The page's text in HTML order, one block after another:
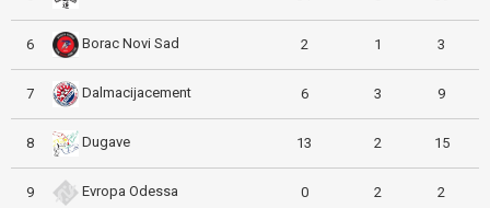
6 Borac Novi Sad 2 1 3
7 Dalmacijacement 6 3 9
8 Dugave 13 2 15
9 Evropa Odessa 0 2 2